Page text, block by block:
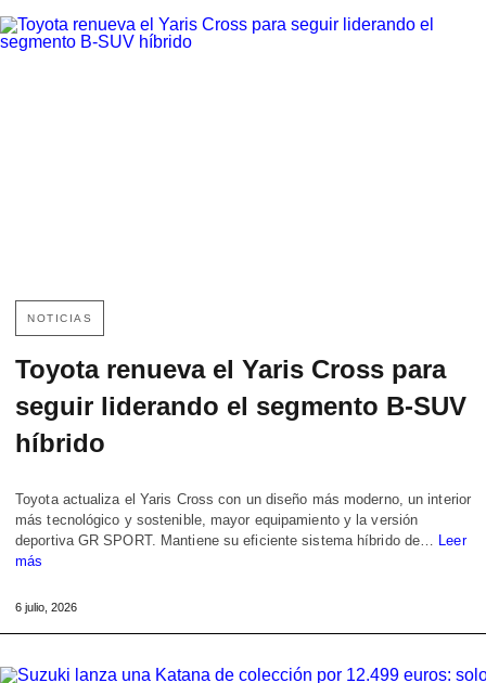
NOTICIAS
Toyota renueva el Yaris Cross para
seguir liderando el segmento B-SUV
híbrido
Toyota actualiza el Yaris Cross con un diseño más moderno, un interior
más tecnológico y sostenible, mayor equipamiento y la versión
deportiva GR SPORT. Mantiene su eficiente sistema híbrido de… Leer
más
6 julio, 2026